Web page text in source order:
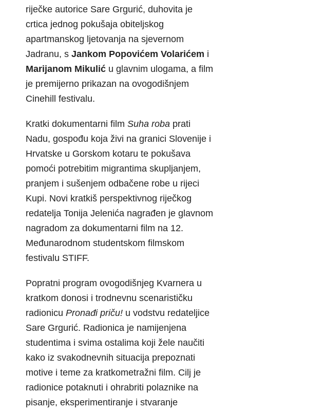
riječke autorice Sare Grgurić, duhovita je
crtica jednog pokušaja obiteljskog
apartmanskog ljetovanja na sjevernom
Jadranu, s Jankom Popovićem Volarićem i
Marijanom Mikulić u glavnim ulogama, a film
je premijerno prikazan na ovogodišnjem
Cinehill festivalu.
Kratki dokumentarni film Suha roba prati
Nadu, gospođu koja živi na granici Slovenije i
Hrvatske u Gorskom kotaru te pokušava
pomoći potrebitim migrantima skupljanjem,
pranjem i sušenjem odbačene robe u rijeci
Kupi. Novi kratkiš perspektivnog riječkog
redatelja Tonija Jelenića nagrađen je glavnom
nagradom za dokumentarni film na 12.
Međunarodnom studentskom filmskom
festivalu STIFF.
Popratni program ovogodišnjeg Kvarnera u
kratkom donosi i trodnevnu scenarističku
radionicu Pronađi priču! u vodstvu redateljice
Sare Grgurić. Radionica je namijenjena
studentima i svima ostalima koji žele naučiti
kako iz svakodnevnih situacija prepoznati
motive i teme za kratkometražni film. Cilj je
radionice potaknuti i ohrabriti polaznike na
pisanje, eksperimentiranje i stvaranje